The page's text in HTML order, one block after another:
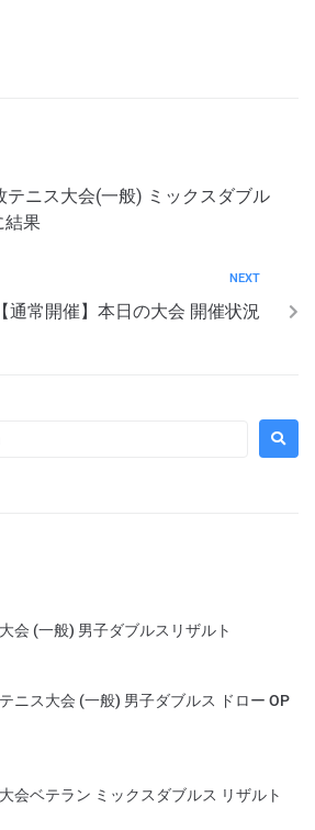
テニス大会(一般) ミックスダブル
結果
NEXT
【通常開催】本日の大会 開催状況
会 (一般) 男子ダブルスリザルト
ニス大会 (一般) 男子ダブルス ドロー OP
会ベテラン ミックスダブルス リザルト